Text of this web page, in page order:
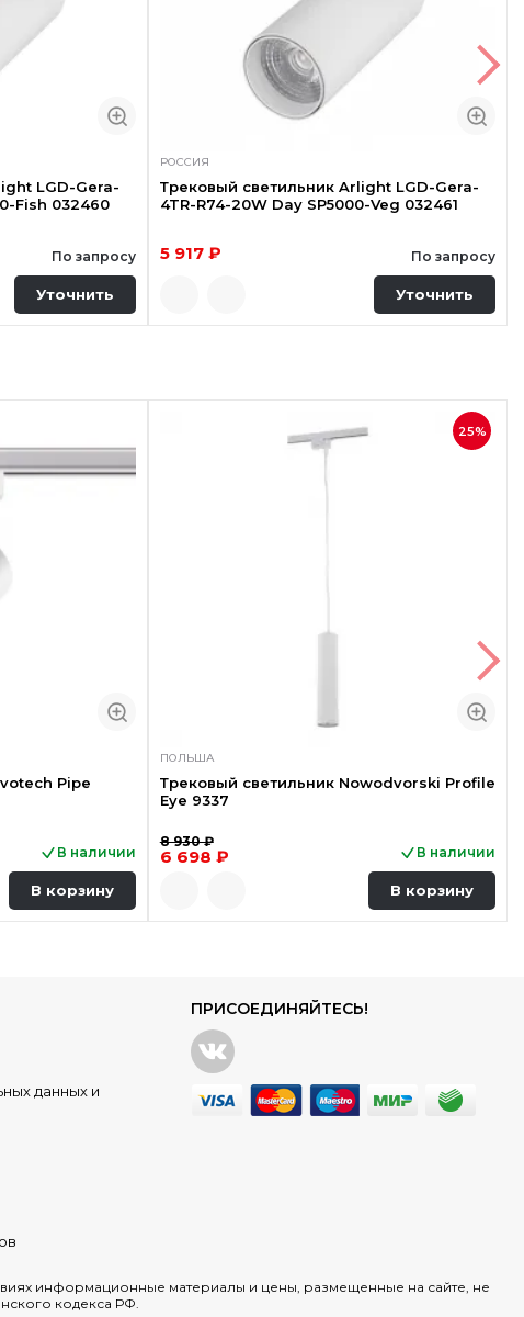
LGD-Gera-
Fish 032460
По запросу
Уточнить
РОССИЯ
Трековый светильник Arlight LGD-Gera-
4TR-R74-20W Day SP5000-Veg 032461
5 917 ₽ По запросу
Уточнить
Pipe
В наличии
В корзину
25%
ПОЛЬША
Трековый светильник Nowodvorski Profile
Eye 9337
8 930 ₽
6 698 ₽ В наличии
В корзину
данных и
ПРИСОЕДИНЯЙТЕСЬ!
информационные материалы и цены, размещенные на сайте, не
кодекса РФ.